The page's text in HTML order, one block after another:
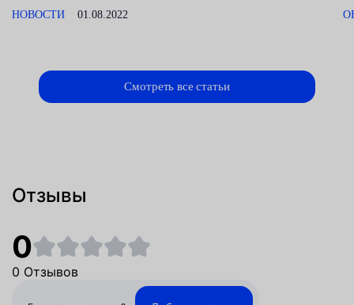
НОВОСТИ 01.08.2022
Смотреть все статьи
Отзывы
0
0 Отзывов